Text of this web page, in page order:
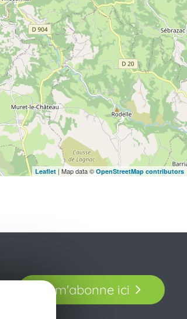
Leaflet | Map data © OpenStreetMap contributors
Je m'abonne ici